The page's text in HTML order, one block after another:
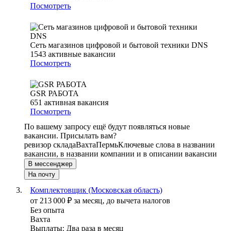
Посмотреть
Сеть магазинов цифровой и бытовой техники DNS
1543 активные вакансии
Посмотреть
GSR РАБОТА
651 активная вакансия
Посмотреть
По вашему запросу ещё будут появляться новые
вакансии. Присылать вам?
ревизор складаВахтаПермьКлючевые слова в названии
вакансии, в названии компании и в описании вакансии
В мессенджер
На почту
Комплектовщик (Московская область)
от 213 000 ₽ за месяц, до вычета налогов
Без опыта
Вахта
Выплаты: Два раза в месяц